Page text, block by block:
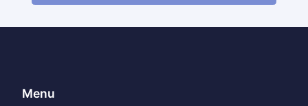
Menu